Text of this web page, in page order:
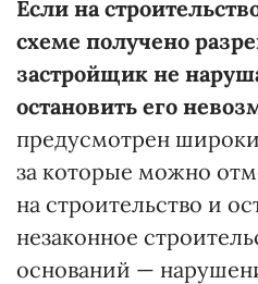
Если на
схеме получено
застройщик не
остановить его
предусмотрен
за которые можно
на строительство и
незаконное
оснований —